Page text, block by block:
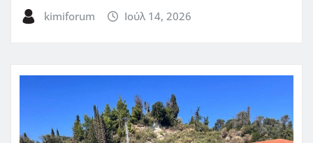
kimiforum Ιούλ 14, 2026